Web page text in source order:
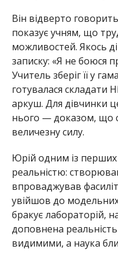
Він відверто
показує учням, що
можливостей. Якось
записку: «Я не боюся
Учитель зберіг її у
готувалася складати
аркуш. Для дівчинки
нього — доказом, що
величезну силу.
Юрій одним із перших
реальністю:
впроваджував
увійшов до
бракує лабораторій,
доповнена реальність
видимими, а наука